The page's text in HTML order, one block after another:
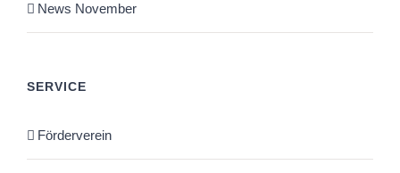
News November
SERVICE
Förderverein